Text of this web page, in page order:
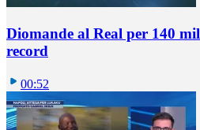
Diomande al Real per 140
record
00:52